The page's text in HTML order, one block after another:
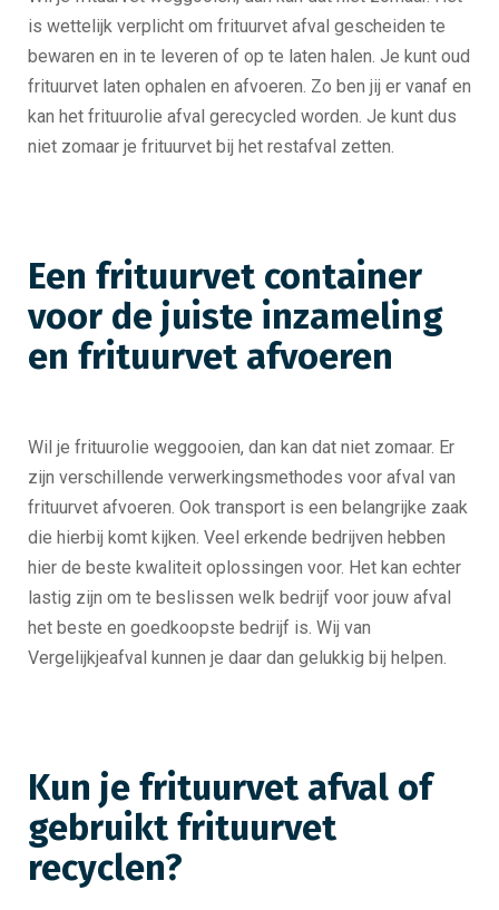
is wettelijk verplicht om frituurvet afval gescheiden te
bewaren en in te leveren of op te laten halen. Je kunt oud
frituurvet laten ophalen en afvoeren. Zo ben jij er vanaf en
kan het frituurolie afval gerecycled worden. Je kunt dus
niet zomaar je frituurvet bij het restafval zetten.
Een frituurvet container
voor de juiste inzameling
en frituurvet afvoeren
Wil je frituurolie weggooien, dan kan dat niet zomaar. Er
zijn verschillende verwerkingsmethodes voor afval van
frituurvet afvoeren. Ook transport is een belangrijke zaak
die hierbij komt kijken. Veel erkende bedrijven hebben
hier de beste kwaliteit oplossingen voor. Het kan echter
lastig zijn om te beslissen welk bedrijf voor jouw afval
het beste en goedkoopste bedrijf is. Wij van
Vergelijkjeafval kunnen je daar dan gelukkig bij helpen.
Kun je frituurvet afval of
gebruikt frituurvet
recyclen?